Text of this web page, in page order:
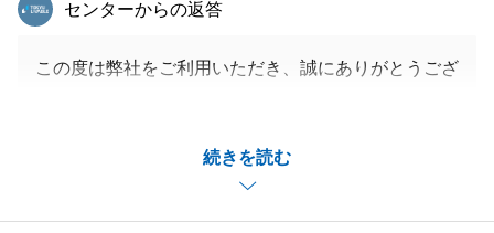
続きを読む
センターからの返答
この度は弊社をご利用いただき、誠にありがとうござ
重ねて御礼申し上げます。
また何かお困り事がございましたら、お気軽にご連絡